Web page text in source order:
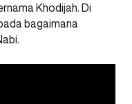
Khodijah. Di
bagaimana